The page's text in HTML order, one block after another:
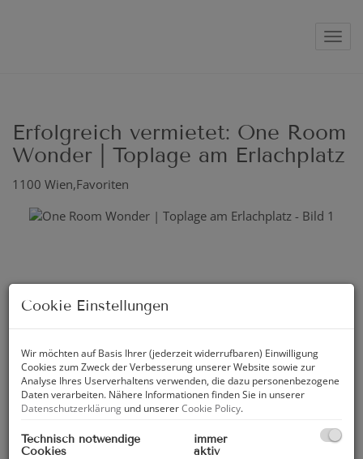
Erfolgreich vermietet: One Room
Wonder | Toplage am Erlachplatz
1100 Wien,Favoriten
Cookie Einstellungen
Wir möchten auf Basis Ihrer (jederzeit widerrufbaren) Einwilligung
Cookies zum Zweck der Verbesserung unserer Website sowie zur
Analyse Ihres Userverhaltens verwenden, die dazu personenbezogene
Daten verarbeiten. Nähere Informationen finden Sie in unserer
Datenschutzerklärung und unsererCookie Policy.
Technisch notwendige
Cookies
immer
aktiv